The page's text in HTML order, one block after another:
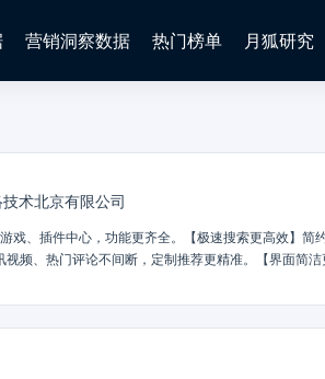
营销洞察数据 热门榜单 月狐研究
术北京有限公司
戏、插件中心，功能更齐全。【极速搜索更高效】简
频、热门评论不间断，定制推荐更精准。【界面简洁
好友做任务，金币自动兑换，天天领现金。